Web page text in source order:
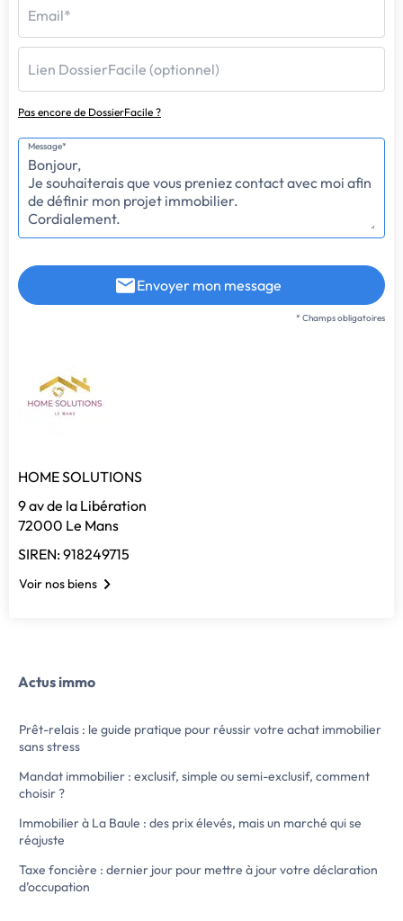
Email*
Lien DossierFacile (optionnel)
Pas encore de DossierFacile ?
Message*
Envoyer mon message
* Champs obligatoires
HOME SOLUTIONS
9 av de la Libération
72000 Le Mans
SIREN: 918249715
Voir nos biens
Actus immo
Prêt-relais : le guide pratique pour réussir votre achat immobilier
sans stress
Mandat immobilier : exclusif, simple ou semi-exclusif, comment
choisir ?
Immobilier à La Baule : des prix élevés, mais un marché qui se
réajuste
Taxe foncière : dernier jour pour mettre à jour votre déclaration
d’occupation